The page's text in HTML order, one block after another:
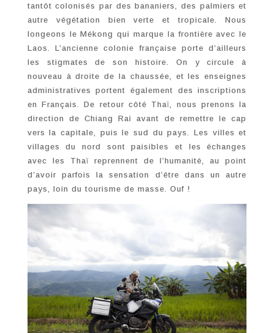
tantôt colonisés par des bananiers, des palmiers et
autre végétation bien verte et tropicale. Nous
longeons le Mékong qui marque la frontière avec le
Laos. L’ancienne colonie française porte d’ailleurs
les stigmates de son histoire. On y circule à
nouveau à droite de la chaussée, et les enseignes
administratives portent également des inscriptions
en Français. De retour côté Thaï, nous prenons la
direction de Chiang Rai avant de remettre le cap
vers la capitale, puis le sud du pays. Les villes et
villages du nord sont paisibles et les échanges
avec les Thaï reprennent de l’humanité, au point
d’avoir parfois la sensation d’être dans un autre
pays, loin du tourisme de masse. Ouf !